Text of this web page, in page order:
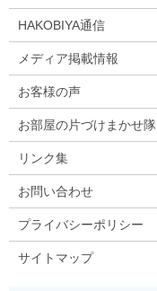
HAKOBIYA通信
メディア掲載情報
お客様の声
お部屋の片づけまかせ隊
リンク集
お問い合わせ
プライバシーポリシー
サイトマップ